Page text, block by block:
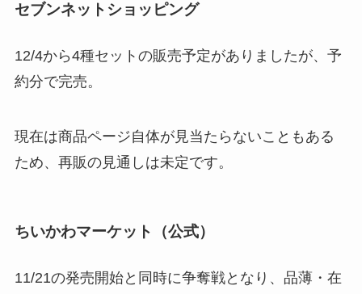
セブンネットショッピング
12/4から4種セットの販売予定がありましたが、予
約分で完売。
現在は商品ページ自体が見当たらないこともある
ため、再販の見通しは未定です。
ちいかわマーケット（公式）
11/21の発売開始と同時に争奪戦となり、品薄・在